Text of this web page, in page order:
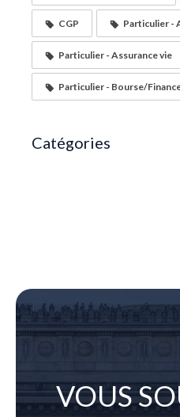
CGP Particulier -
Particulier - Assurance vie
Particulier - Bourse/
Catégories
VOUS